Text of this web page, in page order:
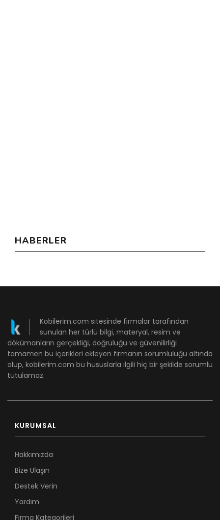
HABERLER
Kobilerim.com sitesinde firmalar tarafından
sunulan her türlü bilgi, materyal, resim ve
dökümanların gerçekliği, doğruluğu ve güvenilirliği
tamamen bu içerikleri ekleyen firmanın sorumluluğu altında
olup, kobilerim.com bu hususlarla ilgili hiç bir şekilde sorumlu
tutulamaz.
KURUMSAL
Hakkımızda
Bize Ulaşın
Destek Verin
Yardım
Firma Kategorileri